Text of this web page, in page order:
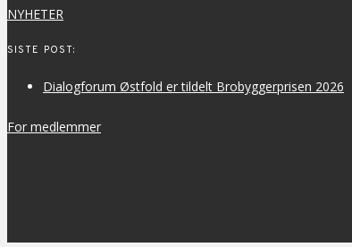
NYHETER
SISTE POST:
Dialogforum Østfold er tildelt Brobyggerprisen 2026
For medlemmer